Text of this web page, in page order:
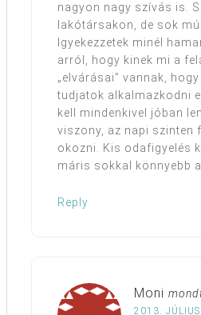
nagyon nagy szívás is.
lakótársakon, de sok
Igyekezzetek minél
arról, hogy kinek mi a
„elvárásai” vannak,
tudjatok alkalmazkodni
kell mindenkivel jóban
viszony, az napi szinten
okozni. Kis odafigyelés
máris sokkal könnyebb
Reply
Moni
2013.